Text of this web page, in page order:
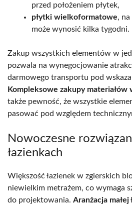
przed położeniem płytek,
płytki wielkoformatowe,
może wynosić kilka tygodni.
Zakup wszystkich elementów w
pozwala na wynegocjowanie
darmowego transportu pod
Kompleksowe zakupy
także pewność, że wszystkie
pasować pod względem
Nowoczesne
łazienkach
Większość łazienek w zgierskich
niewielkim metrażem, co wymaga
do projektowania. Aranżacja